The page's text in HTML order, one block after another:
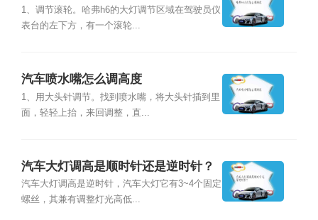
1、调节滚轮。哈弗h6的大灯调节区域在驾驶员仪
表台的左下方，有一个滚轮...
汽车喷水嘴怎么调高度
1、用大头针调节。找到喷水嘴，将大头针插到里
面，轻轻上抬，来回调整，直...
汽车大灯调高是顺时针还是逆时针？
汽车大灯调高是逆时针，汽车大灯它有3~4个固定
螺丝，其兼有调整灯光高低...